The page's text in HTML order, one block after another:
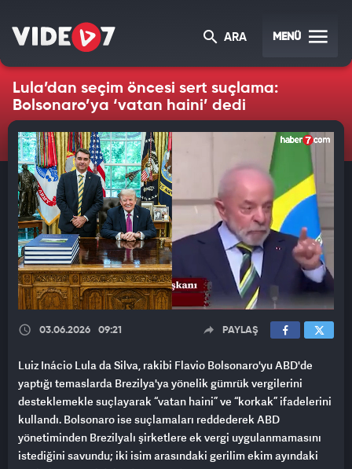
ARA MENÜ
Lula’dan seçim öncesi sert suçlama:
Bolsonaro’ya ‘vatan haini’ dedi
03.06.2026 09:21 PAYLAŞ
Luiz Inácio Lula da Silva, rakibi Flavio Bolsonaro'yu ABD'de
yaptığı temaslarda Brezilya'ya yönelik gümrük vergilerini
desteklemekle suçlayarak “vatan haini” ve “korkak” ifadelerini
kullandı. Bolsonaro ise suçlamaları reddederek ABD
yönetiminden Brezilyalı şirketlere ek vergi uygulanmamasını
istediğini savundu; iki isim arasındaki gerilim ekim ayındaki